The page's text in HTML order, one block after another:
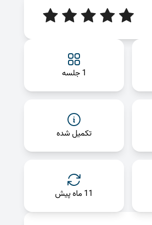
1 جلسه
تکمیل شده
11 ماه پیش